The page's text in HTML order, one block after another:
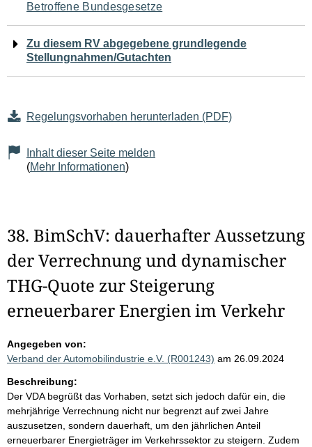
Betroffene Bundesgesetze
Zu diesem RV abgegebene grundlegende
Stellungnahmen/Gutachten
Regelungsvorhaben herunterladen (PDF)
Inhalt dieser Seite melden
(Mehr Informationen)
38. BimSchV: dauerhafter Aussetzung
der Verrechnung und dynamischer
THG-Quote zur Steigerung
erneuerbarer Energien im Verkehr
Angegeben von:
Verband der Automobilindustrie e.V. (R001243) am 26.09.2024
Beschreibung:
Der VDA begrüßt das Vorhaben, setzt sich jedoch dafür ein, die
mehrjährige Verrechnung nicht nur begrenzt auf zwei Jahre
auszusetzen, sondern dauerhaft, um den jährlichen Anteil
erneuerbarer Energieträger im Verkehrssektor zu steigern. Zudem